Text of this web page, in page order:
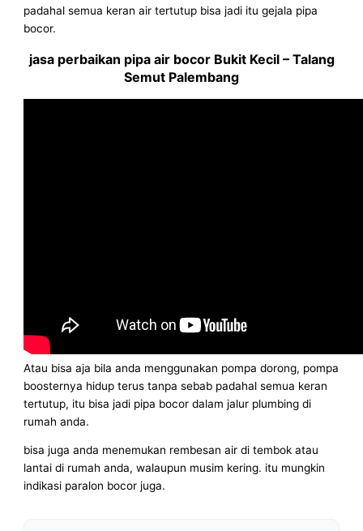
padahal semua keran air tertutup bisa jadi itu gejala pipa
bocor.
jasa perbaikan pipa air bocor Bukit Kecil – Talang
Semut Palembang
Atau bisa aja bila anda menggunakan pompa dorong, pompa
boosternya hidup terus tanpa sebab padahal semua keran
tertutup, itu bisa jadi pipa bocor dalam jalur plumbing di
rumah anda.
bisa juga anda menemukan rembesan air di tembok atau
lantai di rumah anda, walaupun musim kering. itu mungkin
indikasi paralon bocor juga.